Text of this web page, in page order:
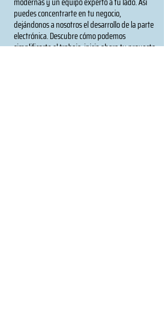
puedes concentrarte en tu negocio,
dejándonos a nosotros el desarrollo de la parte
electrónica. Descubre cómo podemos
simplificarte el trabajo, inicia ahora tu proyecto